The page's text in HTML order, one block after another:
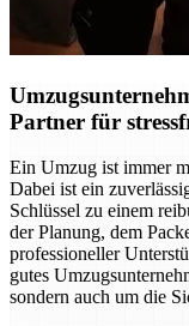
Partner für
Ein Umzug ist immer
Dabei ist ein
Schlüssel zu einem
der Planung, dem
professioneller
gutes
sondern auch um die